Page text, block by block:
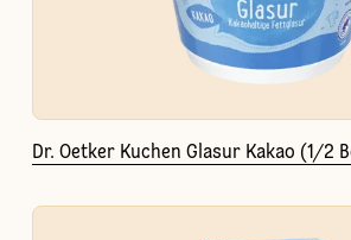
Dr. Oetker Kuchen Glasur Kakao (1/2